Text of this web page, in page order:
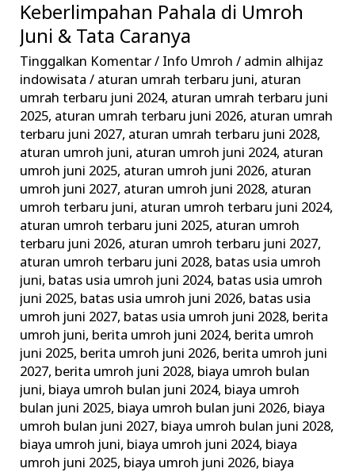
Keberlimpahan Pahala di Umroh
Juni & Tata Caranya
Tinggalkan Komentar/ Info Umroh / admin alhijaz
indowisata/ aturan umrah terbaru juni, aturan
umrah terbaru juni 2024, aturan umrah terbaru juni
2025, aturan umrah terbaru juni 2026, aturan umrah
terbaru juni 2027, aturan umrah terbaru juni 2028,
aturan umroh juni, aturan umroh juni 2024, aturan
umroh juni 2025, aturan umroh juni 2026, aturan
umroh juni 2027, aturan umroh juni 2028, aturan
umroh terbaru juni, aturan umroh terbaru juni 2024,
aturan umroh terbaru juni 2025, aturan umroh
terbaru juni 2026, aturan umroh terbaru juni 2027,
aturan umroh terbaru juni 2028, batas usia umroh
juni, batas usia umroh juni 2024, batas usia umroh
juni 2025, batas usia umroh juni 2026, batas usia
umroh juni 2027, batas usia umroh juni 2028, berita
umroh juni, berita umroh juni 2024, berita umroh
juni 2025, berita umroh juni 2026, berita umroh juni
2027, berita umroh juni 2028, biaya umroh bulan
juni, biaya umroh bulan juni 2024, biaya umroh
bulan juni 2025, biaya umroh bulan juni 2026, biaya
umroh bulan juni 2027, biaya umroh bulan juni 2028,
biaya umroh juni, biaya umroh juni 2024, biaya
umroh juni 2025, biaya umroh juni 2026, biaya
Keberlimpahan
Pahala
di
Umroh
Juni
&
Tata
Caranya